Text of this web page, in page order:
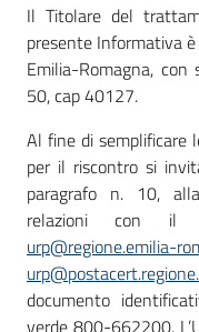
Il Titolare del
presente Informativa
Emilia-Romagna,
50, cap 40127.
Al fine di semplificare
per il riscontro si
paragrafo n. 10,
relazioni con il
urp@regione.emilia-
documento
verde 800-662200.